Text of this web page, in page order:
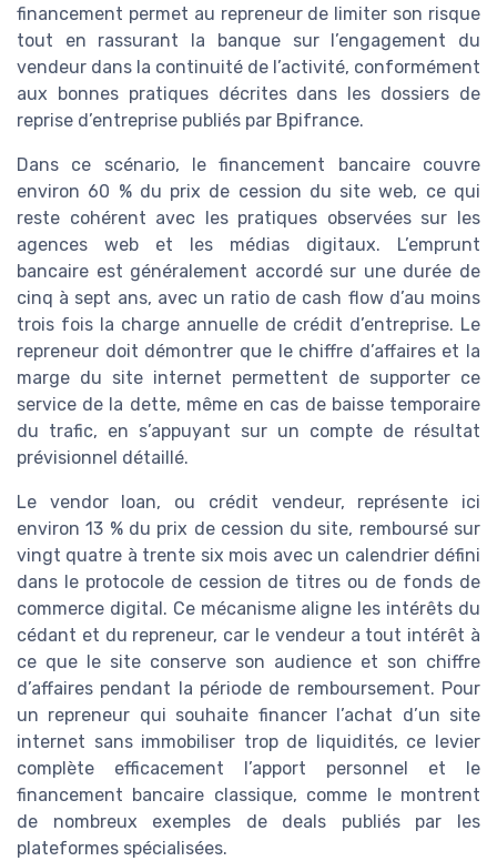
financement permet au repreneur de limiter son risque
tout en rassurant la banque sur l’engagement du
vendeur dans la continuité de l’activité, conformément
aux bonnes pratiques décrites dans les dossiers de
reprise d’entreprise publiés par Bpifrance.
Dans ce scénario, le financement bancaire couvre
environ 60 % du prix de cession du site web, ce qui
reste cohérent avec les pratiques observées sur les
agences web et les médias digitaux. L’emprunt
bancaire est généralement accordé sur une durée de
cinq à sept ans, avec un ratio de cash flow d’au moins
trois fois la charge annuelle de crédit d’entreprise. Le
repreneur doit démontrer que le chiffre d’affaires et la
marge du site internet permettent de supporter ce
service de la dette, même en cas de baisse temporaire
du trafic, en s’appuyant sur un compte de résultat
prévisionnel détaillé.
Le vendor loan, ou crédit vendeur, représente ici
environ 13 % du prix de cession du site, remboursé sur
vingt quatre à trente six mois avec un calendrier défini
dans le protocole de cession de titres ou de fonds de
commerce digital. Ce mécanisme aligne les intérêts du
cédant et du repreneur, car le vendeur a tout intérêt à
ce que le site conserve son audience et son chiffre
d’affaires pendant la période de remboursement. Pour
un repreneur qui souhaite financer l’achat d’un site
internet sans immobiliser trop de liquidités, ce levier
complète efficacement l’apport personnel et le
financement bancaire classique, comme le montrent
de nombreux exemples de deals publiés par les
plateformes spécialisées.